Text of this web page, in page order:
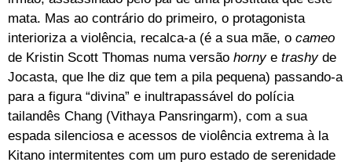
mata. Mas ao contrário do primeiro, o protagonista
interioriza a violência, recalca-a (é a sua mãe, o cameo
de Kristin Scott Thomas numa versão horny e trashy de
Jocasta, que lhe diz que tem a pila pequena) passando-a
para a figura “divina” e inultrapassável do polícia
tailandês Chang (Vithaya Pansringarm), com a sua
espada silenciosa e acessos de violência extrema à la
Kitano intermitentes com um puro estado de serenidade